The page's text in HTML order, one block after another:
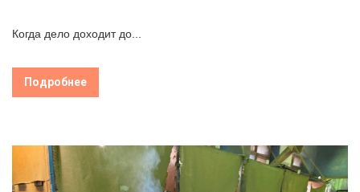
Когда дело доходит до...
Подробнее